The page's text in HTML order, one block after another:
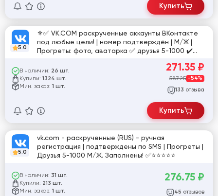
Купить
5.0
⚜️✅ VK.COM раскрученные аккаунты ВКонтакте
под любые цели! | номер подтверждён | М/Ж |
Прогреты: фото, аватарка ✅ друзья 5-1000 ✔️
В наличии: 26 шт.
Купили: 1324 шт.
Мин. заказ: 1 шт.
271.35 ₽
587.25 -54%
133 отзыва
Купить
5.0
vk.com - раскрученные (RUS) - ручная
регистрация | подтверждены по SMS | Прогреты |
Друзья 5-1000 М/Ж. Заполнены! ✅⭐️⭐️⭐️⭐️⭐️
В наличии: 31 шт.
Купили: 213 шт.
Мин. заказ: 1 шт.
276.75 ₽
45 отзывов